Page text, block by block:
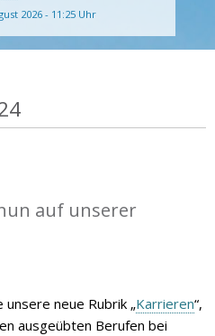
2026 - 11:25 Uhr
auf unserer
unsere neue Rubrik „Karrieren“,
ausgeübten Berufen bei